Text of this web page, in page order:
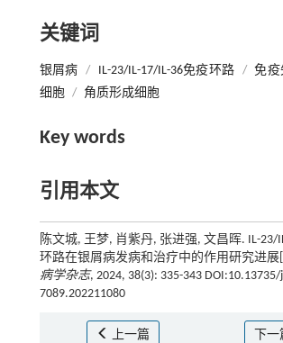
关键词
银屑病 / IL-23/IL-17/IL-36免疫环路 / 免疫
细胞 / 角质形成细胞
Key words
引用本文
陈文城, 王梦, 肖紫丹, 张进强, 文昌晖. IL-23/
环路在银屑病发病和治疗中的作用研究进展
病学杂志, 2024, 38(3): 335-343 DOI:10.13735/
7089.202211080
上一篇 下一